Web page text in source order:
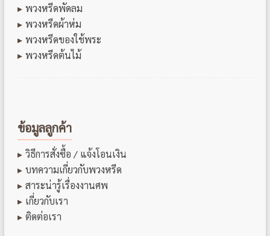
พวงหรีดพัดลม
พวงหรีดผ้าห่ม
พวงหรีดของใช้พระ
พวงหรีดต้นไม้
ข้อมูลลูกค้า
วิธีการสั่งซื้อ / แจ้งโอนเงิน
บทความเกี่ยวกับพวงหรีด
สาระน่ารู้เรื่องงานศพ
เกี่ยวกับเรา
ติดต่อเรา